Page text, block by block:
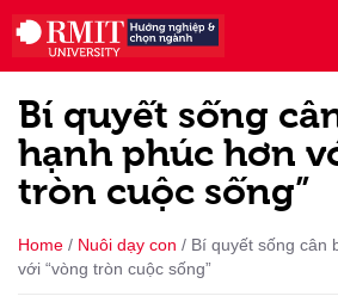
Bí quyết sống
hạnh phúc hơn
tròn cuộc sống”
Home / Nuôi dạy con / Bí quyết sống cân
với “vòng tròn cuộc sống”